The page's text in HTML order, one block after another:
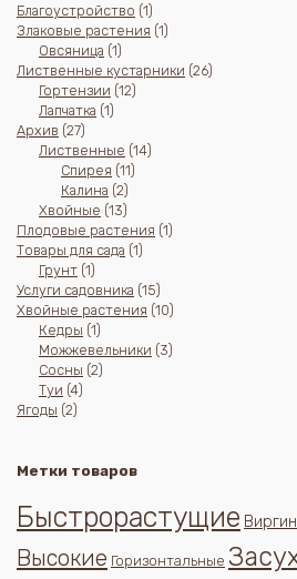
Благоустройство 11
товар
Злаковые растения 11
Овсяница 11
товар
Лиственные кустарники 2626
Гортензии 1212
Лапчатка 11
Архив 2727
товаров
Лиственные 1414
Спирея 1111
Калина 22
товара
Хвойные 1313
товаров
Плодовые растения 11
Товары для сада 11
Грунт 11
товар
Услуги садовника 1515
товаров
Хвойные растения 1010
Кедры 11
товар
Можжевельники 33
Сосны 22
Туи 44
Ягоды 22
Метки товаров
Быстрорастущие
Высокие Горизонтальные